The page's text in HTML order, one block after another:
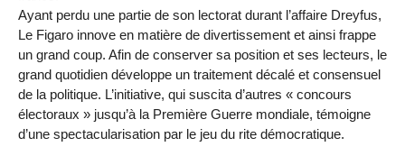
Ayant perdu une partie de son lectorat durant l’affaire Dreyfus,
Le Figaro innove en matière de divertissement et ainsi frappe
un grand coup. Afin de conserver sa position et ses lecteurs, le
grand quotidien développe un traitement décalé et consensuel
de la politique. L’initiative, qui suscita d’autres « concours
électoraux » jusqu’à la Première Guerre mondiale, témoigne
d’une spectacularisation par le jeu du rite démocratique.